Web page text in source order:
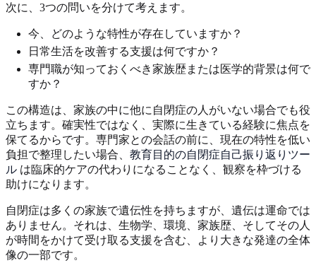
次に、3つの問いを分けて考えます。
今、どのような特性が存在していますか？
日常生活を改善する支援は何ですか？
専門職が知っておくべき家族歴または医学的背景は何で
すか？
この構造は、家族の中に他に自閉症の人がいない場合でも役
立ちます。確実性ではなく、実際に生きている経験に焦点を
保てるからです。専門家との会話の前に、現在の特性を低い
負担で整理したい場合、 教育目的の自閉症自己振り返りツー
ル は臨床的ケアの代わりになることなく、観察を枠づける
助けになります。
自閉症は多くの家族で遺伝性を持ちますが、遺伝は運命では
ありません。それは、生物学、環境、家族歴、そしてその人
が時間をかけて受け取る支援を含む、より大きな発達の全体
像の一部です。